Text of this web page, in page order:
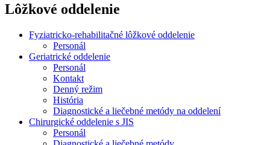
Lôžkové oddelenie
Fyziatricko-rehabilitačné lôžkové oddelenie
Personál
Geriatrické oddelenie
Personál
Kontakt
Denný režim
História
Diagnostické a liečebné metódy na oddelení
Chirurgické oddelenie s JIS
Personál